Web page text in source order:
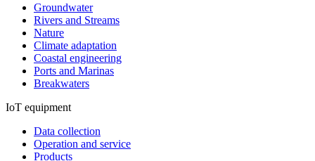
Groundwater
Rivers and Streams
Nature
Climate adaptation
Coastal engineering
Ports and Marinas
Breakwaters
IoT equipment
Data collection
Operation and service
Products